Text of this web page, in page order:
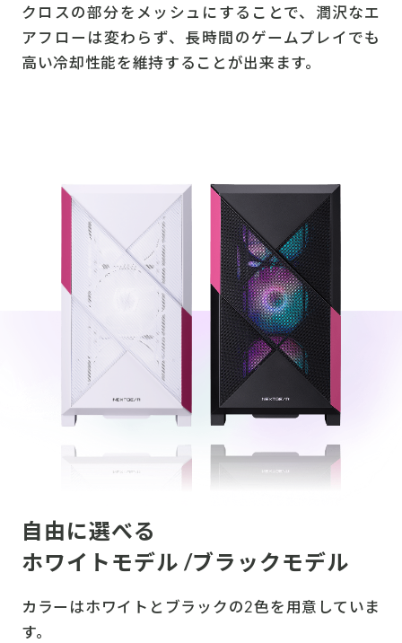
クロスの部分をメッシュにすることで、潤沢なエ
アフローは変わらず、長時間のゲームプレイでも
高い冷却性能を維持することが出来ます。
自由に選べる
ホワイトモデル /ブラックモデル
カラーはホワイトとブラックの2色を用意していま
す。